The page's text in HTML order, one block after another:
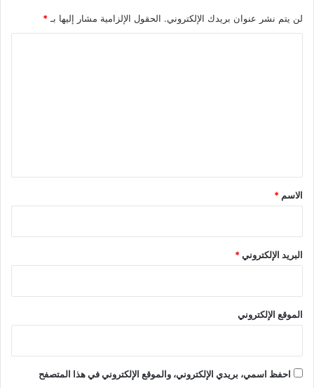
لن يتم نشر عنوان بريدك الإلكتروني. الحقول الإلزامية مشار إليها بـ *
*
الاسم *
البريد الإلكتروني*
الموقع الإلكتروني
احفظ اسمي، بريدي الإلكتروني، والموقع الإلكتروني في هذا المتصفح